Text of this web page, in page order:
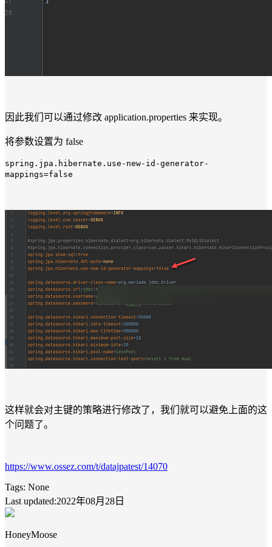
因此我们可以通过修改 application.properties 来实现。
将参数设置为 false
spring.jpa.hibernate.use-new-id-generator-
mappings=false
这样就会对主键的策略进行修改了，我们就可以避免上面的这
个问题了。
https://www.ossez.com/t/datajpatest/14070
Tags: None
Last updated:2022年08月28日
HoneyMoose